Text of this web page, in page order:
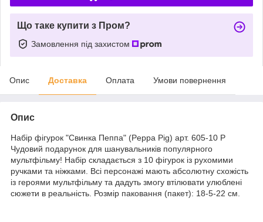
Що таке купити з Пром?
Замовлення під захистом
Опис Доставка Оплата Умови повернення
Опис
Набір фігурок "Свинка Пеппа" (Peppa Pig) арт. 605-10 P
Чудовий подарунок для шанувальників популярного
мультфільму! Набір складається з 10 фігурок із рухомими
ручками та ніжками. Всі персонажі мають абсолютну схожість
із героями мультфільму та дадуть змогу втілювати улюблені
сюжети в реальність. Розмір паковання (пакет): 18-5-22 см.